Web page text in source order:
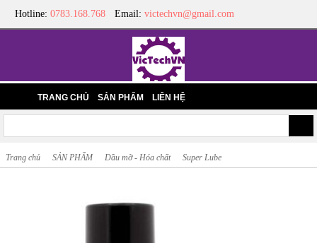
Hotline: 0783.168.768 Email: victechvn@gmail.com
TRANG CHỦ SẢN PHẨM LIÊN HỆ
Trang chủ SẢN PHẨM Dầu mỡ - Hóa chất Super Lube